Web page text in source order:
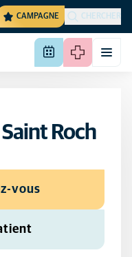
CAMPAGNE CHERCHER
Roch
vous